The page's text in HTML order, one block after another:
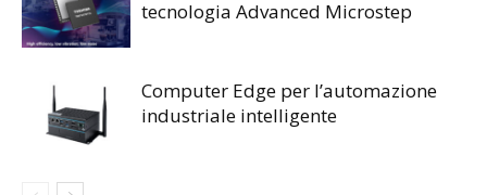
tecnologia Advanced Microstep
Computer Edge per l’automazione
industriale intelligente